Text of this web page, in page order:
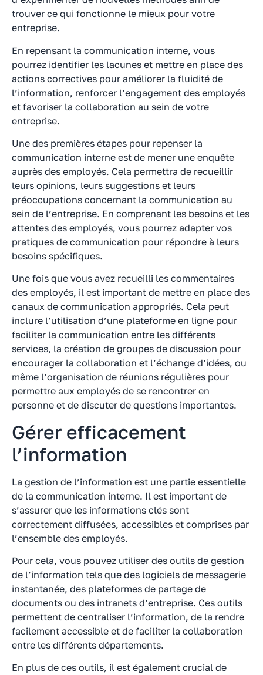
trouver ce qui fonctionne le mieux pour votre
entreprise.
En repensant la communication interne, vous
pourrez identifier les lacunes et mettre en place des
actions correctives pour améliorer la fluidité de
l’information, renforcer l’engagement des employés
et favoriser la collaboration au sein de votre
entreprise.
Une des premières étapes pour repenser la
communication interne est de mener une enquête
auprès des employés. Cela permettra de recueillir
leurs opinions, leurs suggestions et leurs
préoccupations concernant la communication au
sein de l’entreprise. En comprenant les besoins et les
attentes des employés, vous pourrez adapter vos
pratiques de communication pour répondre à leurs
besoins spécifiques.
Une fois que vous avez recueilli les commentaires
des employés, il est important de mettre en place des
canaux de communication appropriés. Cela peut
inclure l’utilisation d’une plateforme en ligne pour
faciliter la communication entre les différents
services, la création de groupes de discussion pour
encourager la collaboration et l’échange d’idées, ou
même l’organisation de réunions régulières pour
permettre aux employés de se rencontrer en
personne et de discuter de questions importantes.
Gérer efficacement
l’information
La gestion de l’information est une partie essentielle
de la communication interne. Il est important de
s’assurer que les informations clés sont
correctement diffusées, accessibles et comprises par
l’ensemble des employés.
Pour cela, vous pouvez utiliser des outils de gestion
de l’information tels que des logiciels de messagerie
instantanée, des plateformes de partage de
documents ou des intranets d’entreprise. Ces outils
permettent de centraliser l’information, de la rendre
facilement accessible et de faciliter la collaboration
entre les différents départements.
En plus de ces outils, il est également crucial de